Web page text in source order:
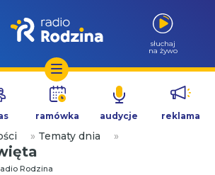
słuchaj
na żywo
ramówka audycje reklama
» Tematy dnia »
Rodzina